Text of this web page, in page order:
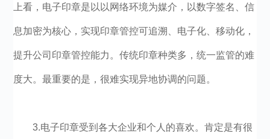
上看，电子印章是以以网络环境为媒介，以数字签名、信
息加密为核心，实现印章管控可追溯、电子化、移动化，
提升公司印章管控能力。传统印章种类多，统一监管的难
度大。最重要的是，很难实现异地协调的问题。
3.电子印章受到各大企业和个人的喜欢。肯定是有很